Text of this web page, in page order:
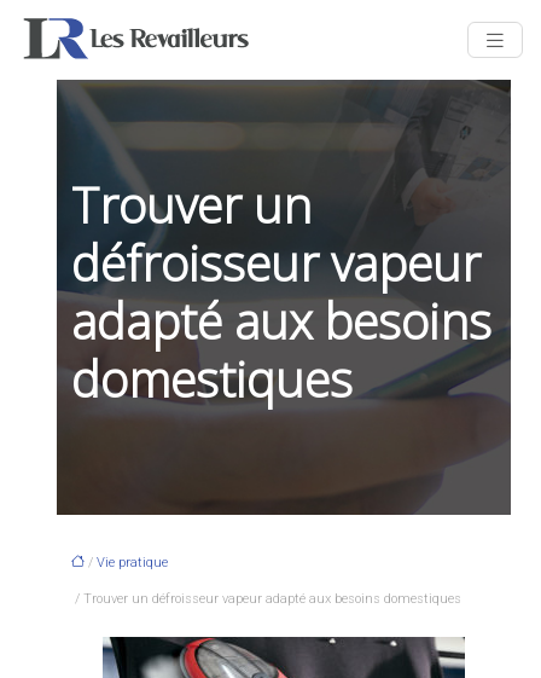
Trouver un
défroisseur vapeur
adapté aux besoins
domestiques
/Vie pratique
/ Trouver un défroisseur vapeur adapté aux besoins domestiques